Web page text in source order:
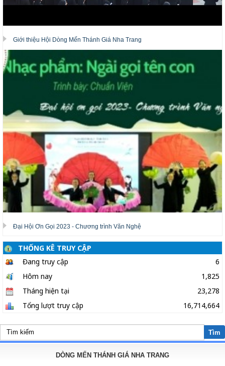
Giới thiệu Hội Dòng Mến Thánh Giá Nha Trang
Đại Hội Ơn Gọi 2023 - Chương trình Văn Nghệ
THỐNG KÊ TRUY CẬP
Đang truy cập
6
Hôm nay
1,825
Tháng hiện tại
23,278
Tổng lượt truy cập
16,714,664
Tìm
DÒNG MẾN THÁNH GIÁ NHA TRANG